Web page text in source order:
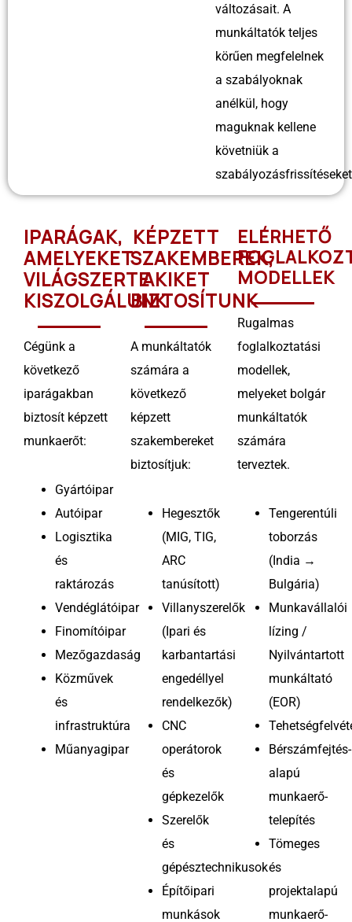
változásait. A
munkáltatók teljes
körűen megfelelnek
a szabályoknak
anélkül, hogy
maguknak kellene
követniük a
IPARÁGAK,
AMELYEKET
VILÁGSZERTE
KISZOLGÁLUNK
Cégünk a
következő
iparágakban
biztosít képzett
munkaerőt:
Gyártóipar
Autóipar
Logisztika
és
raktározás
Vendéglátóipar
Finomítóipar
Mezőgazdaság
Közművek
és
infrastruktúra
Műanyagipar
KÉPZETT
SZAKEMBEREK,
AKIKET
BIZTOSÍTUNK
A munkáltatók
számára a
következő
képzett
szakembereket
biztosítjuk:
Hegesztők
(MIG, TIG,
ARC
tanúsított)
Villanyszerelők
(Ipari és
karbantartási
engedéllyel
rendelkezők)
CNC
operátorok
és
gépkezelők
Szerelők
és
gépésztechnikusok
Építőipari
munkások
ELÉRHETŐ
MODELLEK
Rugalmas
foglalkoztatási
modellek,
melyeket bolgár
munkáltatók
számára
terveztek.
Tengerentúli
toborzás
(India →
Bulgária)
Munkavállalói
lízing /
Nyilvántartott
munkáltató
(EOR)
Bérszámfejtés-
alapú
munkaerő-
telepítés
Tömeges
és
projektalapú
munkaerő-